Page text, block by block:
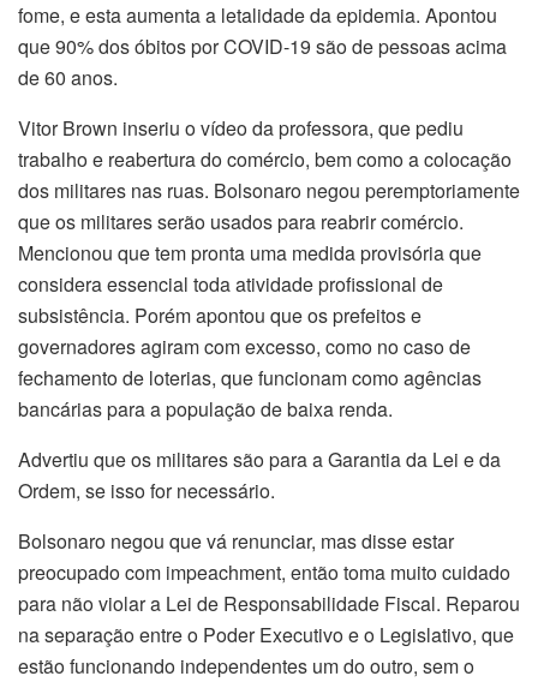
fome, e esta aumenta a letalidade da epidemia. Apontou
que 90% dos óbitos por COVID-19 são de pessoas acima
de 60 anos.
Vitor Brown inseriu o vídeo da professora, que pediu
trabalho e reabertura do comércio, bem como a colocação
dos militares nas ruas. Bolsonaro negou peremptoriamente
que os militares serão usados para reabrir comércio.
Mencionou que tem pronta uma medida provisória que
considera essencial toda atividade profissional de
subsistência. Porém apontou que os prefeitos e
governadores agiram com excesso, como no caso de
fechamento de loterias, que funcionam como agências
bancárias para a população de baixa renda.
Advertiu que os militares são para a Garantia da Lei e da
Ordem, se isso for necessário.
Bolsonaro negou que vá renunciar, mas disse estar
preocupado com impeachment, então toma muito cuidado
para não violar a Lei de Responsabilidade Fiscal. Reparou
na separação entre o Poder Executivo e o Legislativo, que
estão funcionando independentes um do outro, sem o